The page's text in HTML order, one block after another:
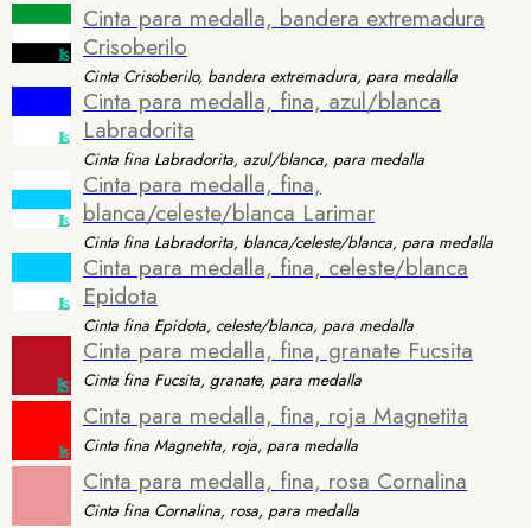
Cinta para medalla, bandera extremadura
Crisoberilo
Cinta Crisoberilo, bandera extremadura, para medalla
Cinta para medalla, fina, azul/blanca
Labradorita
Cinta fina Labradorita, azul/blanca, para medalla
Cinta para medalla, fina,
blanca/celeste/blanca Larimar
Cinta fina Labradorita, blanca/celeste/blanca, para medalla
Cinta para medalla, fina, celeste/blanca
Epidota
Cinta fina Epidota, celeste/blanca, para medalla
Cinta para medalla, fina, granate Fucsita
Cinta fina Fucsita, granate, para medalla
Cinta para medalla, fina, roja Magnetita
Cinta fina Magnetita, roja, para medalla
Cinta para medalla, fina, rosa Cornalina
Cinta fina Cornalina, rosa, para medalla